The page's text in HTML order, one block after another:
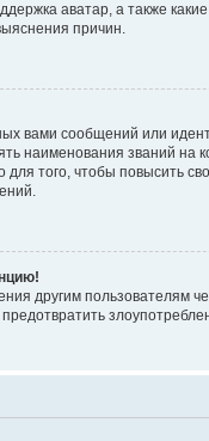
аватар, а также
причин.
вами сообщений или
наименования званий на
того, чтобы повысить
другим пользователям